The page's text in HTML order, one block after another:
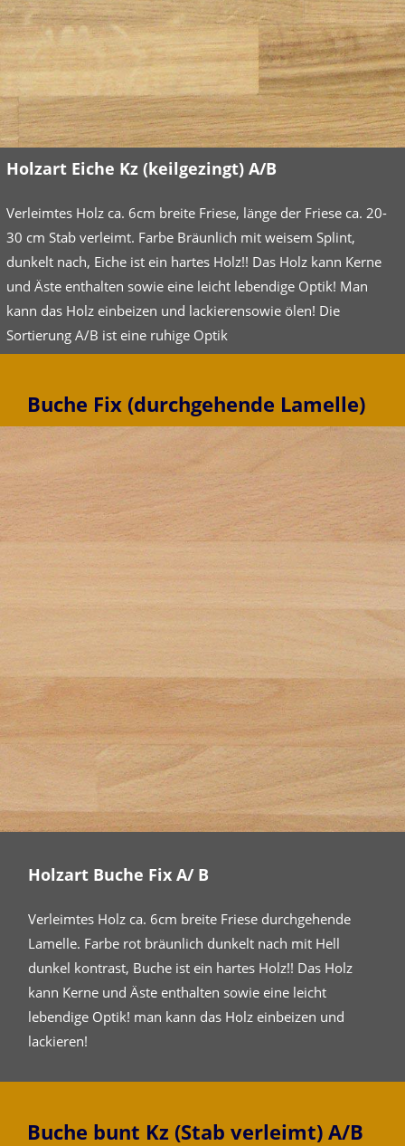
Holzart Eiche Kz (keilgezingt) A/B
Verleimtes Holz ca. 6cm breite Friese, länge der Friese ca. 20-
30 cm Stab verleimt. Farbe Bräunlich mit weisem Splint,
dunkelt nach, Eiche ist ein hartes Holz!! Das Holz kann Kerne
und Äste enthalten sowie eine leicht lebendige Optik! Man
kann das Holz einbeizen und lackierensowie ölen! Die
Sortierung A/B ist eine ruhige Optik
Buche Fix (durchgehende Lamelle)
Holzart Buche Fix A/ B
Verleimtes Holz ca. 6cm breite Friese durchgehende
Lamelle. Farbe rot bräunlich dunkelt nach mit Hell
dunkel kontrast, Buche ist ein hartes Holz!! Das Holz
kann Kerne und Äste enthalten sowie eine leicht
lebendige Optik! man kann das Holz einbeizen und
lackieren!
Buche bunt Kz (Stab verleimt) A/B